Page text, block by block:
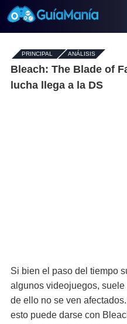
PRINCIPAL - ANÁLISIS
Bleach: The Blade of
lucha llega a la DS
Si bien el paso del tiempo
algunos videojuegos,
de ello no se ven
esto puede darse con